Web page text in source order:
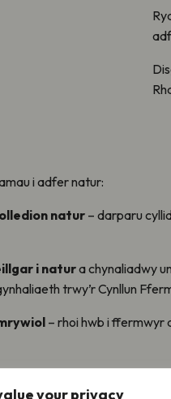
your privacy
i adfer natur:
natur – darparu
i natura chynaliadwy
trwy’r Cynllun
– rhoi hwb i ffermwyr
ein plant